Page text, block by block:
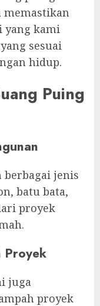
memastikan
yang kami
sesuai
hidup.
Puing
berbagai jenis
batu bata,
proyek
Proyek
juga
proyek